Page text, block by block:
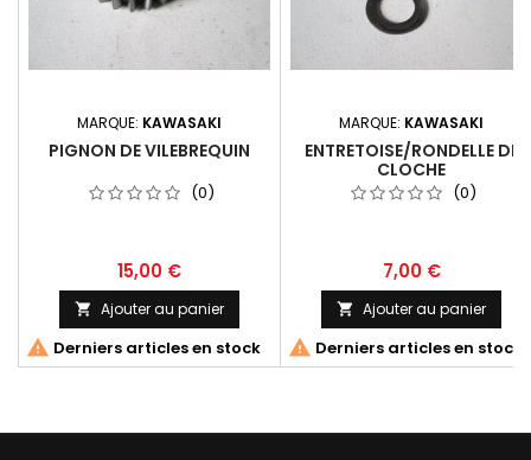
MARQUE: KAWASAKI
PIGNON DE VILEBREQUIN
(0)
15,00 €
 Ajouter au panier
 Derniers articles en stock
MARQUE: KAWASAKI
ENTRETOISE/RONDELLE DE
CLOCHE
(0)
7,00 €
 Ajouter au panier
 Derniers articles en stock